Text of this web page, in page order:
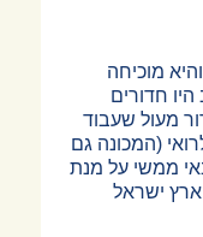
מוכיחה
חדורים
מעול שעבוד
(המכונה גם
ממשי על מנת
ישראל